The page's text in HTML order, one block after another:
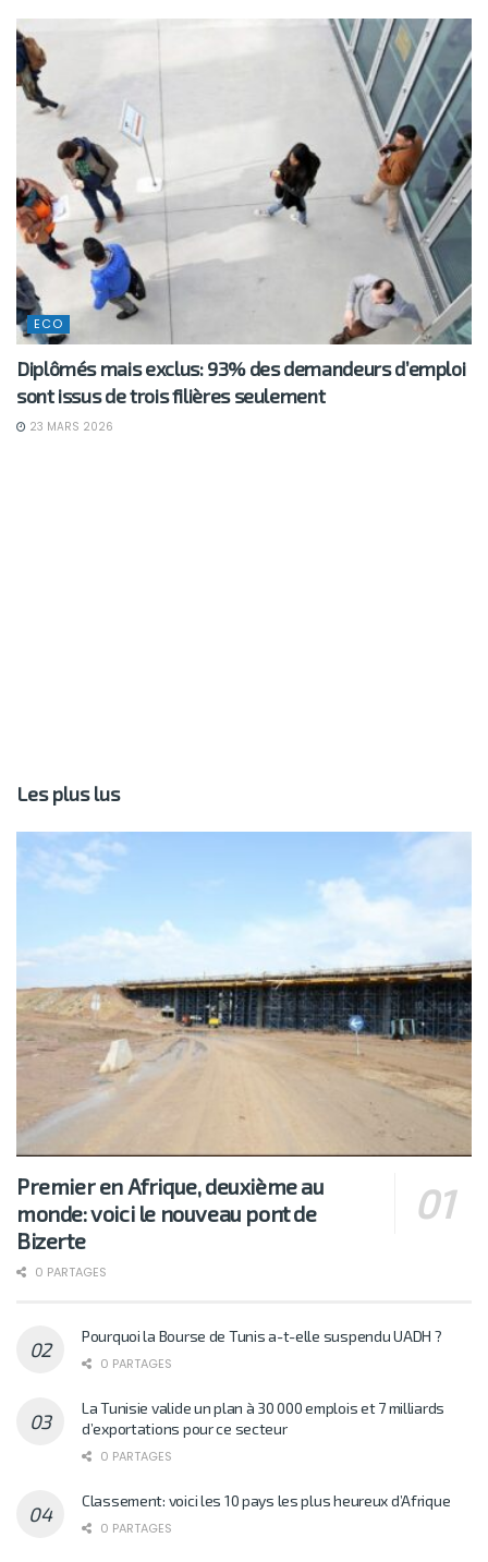
ECO
Diplômés mais exclus: 93% des demandeurs d’emploi
sont issus de trois filières seulement
23 MARS 2026
Les plus lus
Premier en Afrique, deuxième au
monde: voici le nouveau pont de
Bizerte
0 PARTAGES
Pourquoi la Bourse de Tunis a-t-elle suspendu UADH ?
0 PARTAGES
La Tunisie valide un plan à 30 000 emplois et 7 milliards
d’exportations pour ce secteur
0 PARTAGES
Classement: voici les 10 pays les plus heureux d’Afrique
0 PARTAGES